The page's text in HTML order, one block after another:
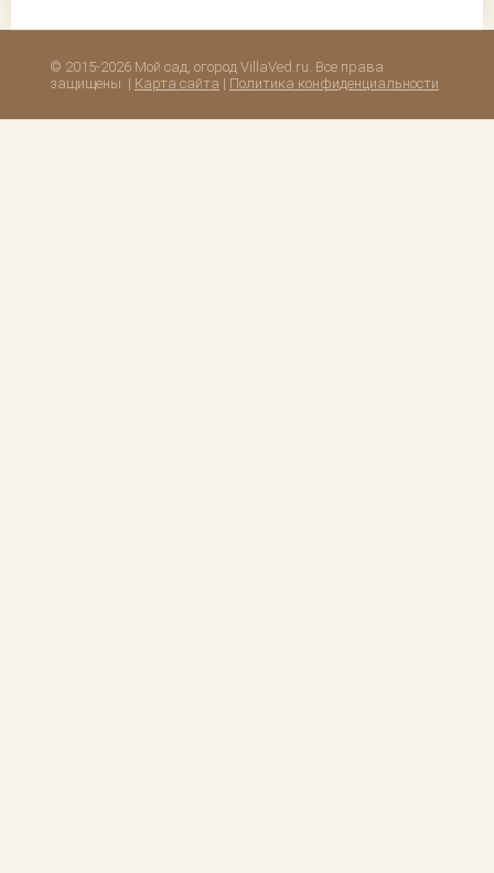
© 2015-2026 Мой сад, огород VillaVed.ru. Все права
защищены. | Карта сайта | Политика конфиденциальности